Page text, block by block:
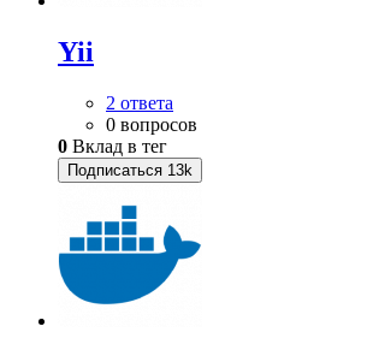
Yii
2 ответа
0 вопросов
0 Вклад в тег
Подписаться 13k